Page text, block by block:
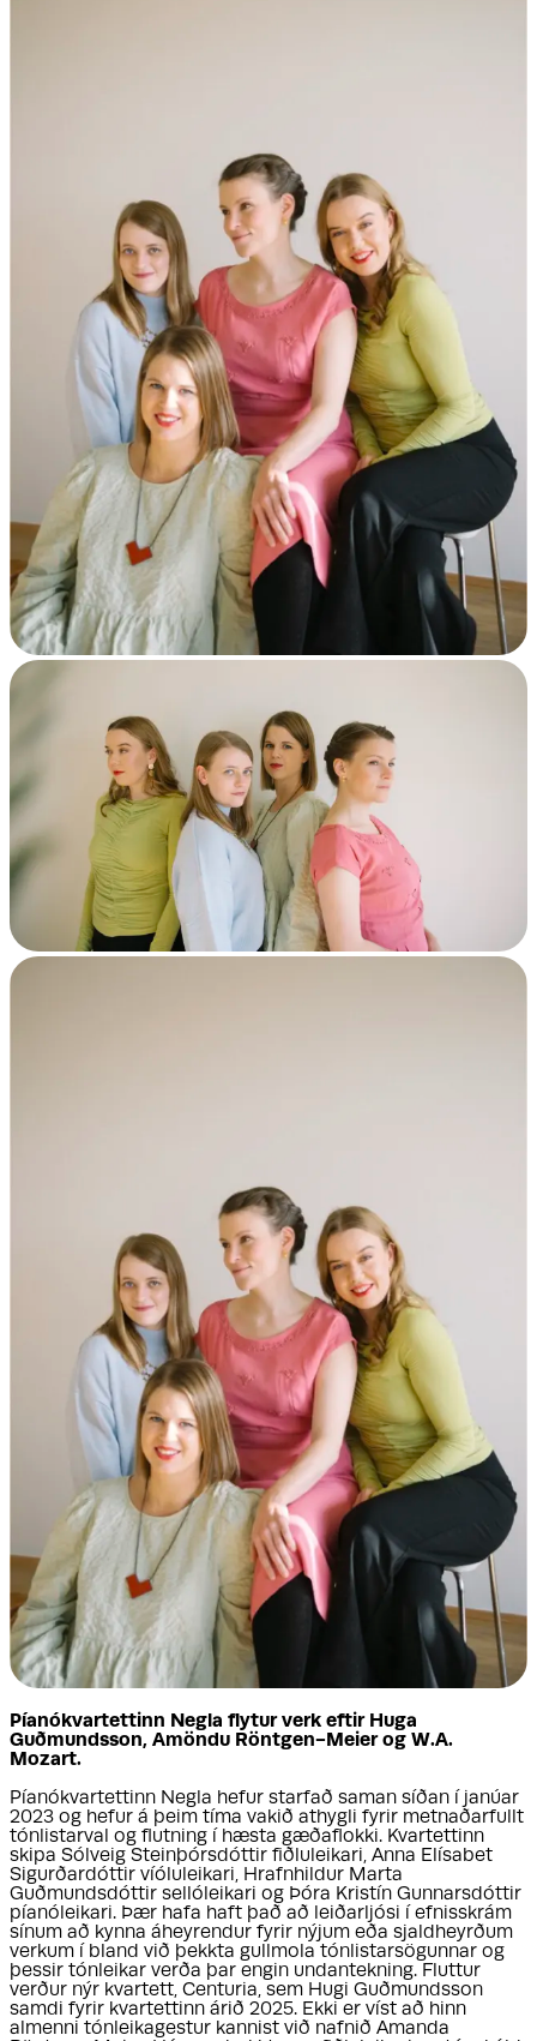
Píanókvartettinn Negla flytur verk eftir Huga
Guðmundsson, Amöndu Röntgen-Meier og W.A.
Mozart.
Píanókvartettinn Negla hefur starfað saman síðan í janúar
2023 og hefur á þeim tíma vakið athygli fyrir metnaðarfullt
tónlistarval og flutning í hæsta gæðaflokki. Kvartettinn
skipa Sólveig Steinþórsdóttir fiðluleikari, Anna Elísabet
Sigurðardóttir víóluleikari, Hrafnhildur Marta
Guðmundsdóttir sellóleikari og Þóra Kristín Gunnarsdóttir
píanóleikari. Þær hafa haft það að leiðarljósi í efnisskrám
sínum að kynna áheyrendur fyrir nýjum eða sjaldheyrðum
verkum í bland við þekkta gullmola tónlistarsögunnar og
þessir tónleikar verða þar engin undantekning. Fluttur
verður nýr kvartett, Centuria, sem Hugi Guðmundsson
samdi fyrir kvartettinn árið 2025. Ekki er víst að hinn
almenni tónleikagestur kannist við nafnið Amanda